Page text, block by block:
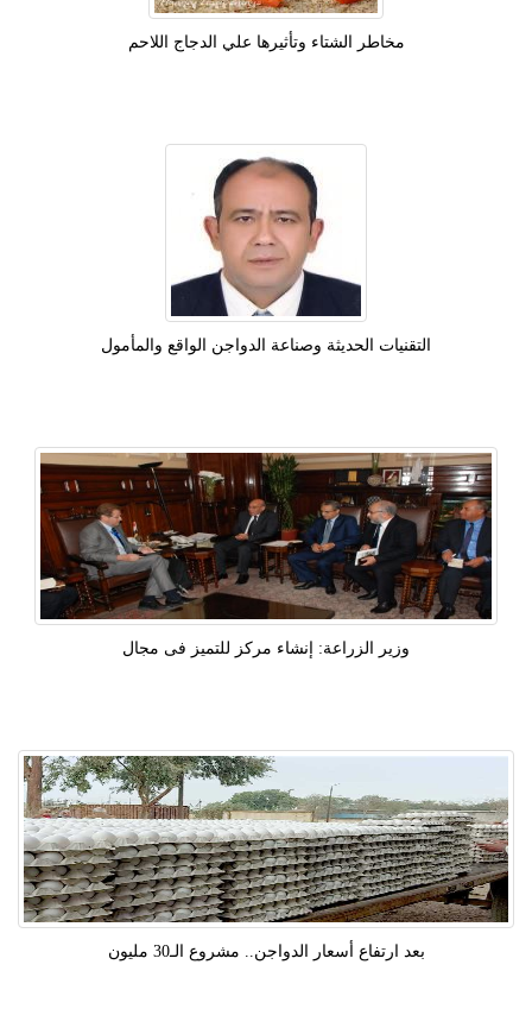
مخاطر الشتاء وتأثيرها علي الدجاج اللاحم
التقنيات الحديثة وصناعة الدواجن الواقع والمأمول
​وزير الزراعة: إنشاء مركز للتميز فى مجال
بعد ارتفاع أسعار الدواجن.. مشروع الـ30 مليون